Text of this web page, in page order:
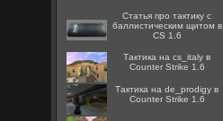
Статья про тактику с
баллистическим щитом в
CS 1.6
Тактика на cs_italy в
Counter Strike 1.6
Тактика на de_prodigy в
Counter Strike 1.6